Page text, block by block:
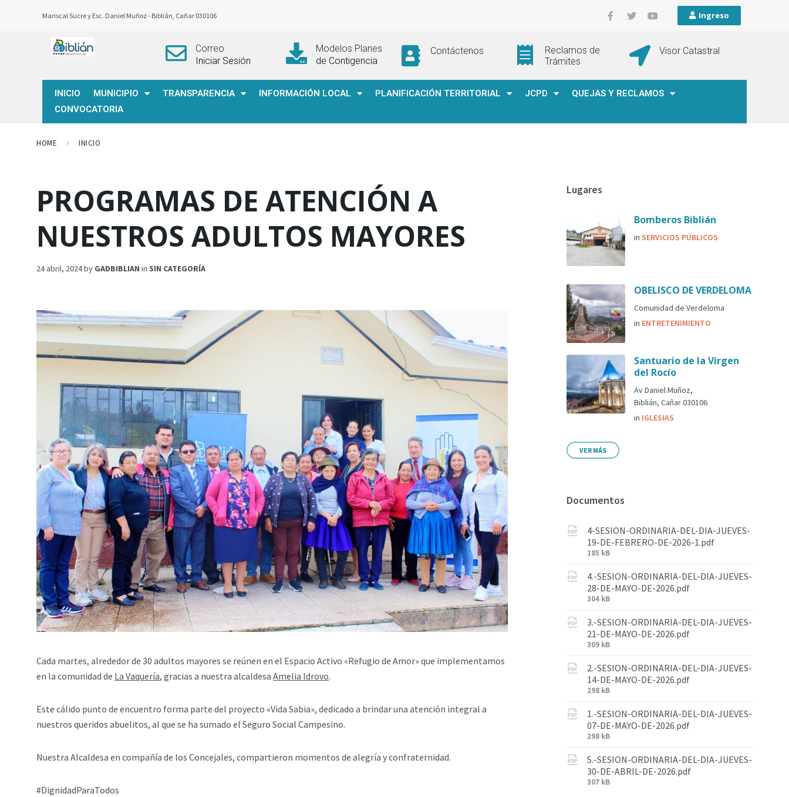
Mariscal Sucre y Esc. Daniel Muñoz - Biblián, Cañar 030106 Ingreso
Correo
Iniciar Sesión
Modelos Planes
de Contigencia
Contáctenos
Reclamos de
Trámites
Visor Catastral
INICIO MUNICIPIO TRANSPARENCIA INFORMACIÓN LOCAL PLANIFICACIÓN TERRITORIAL JCPD
QUEJAS Y RECLAMOS
CONVOCATORIA
HOME INICIO
PROGRAMAS DE ATENCIÓN A
NUESTROS ADULTOS MAYORES
24 abril, 2024by GADBIBLIAN in SIN CATEGORÍA
Cada martes, alrededor de 30 adultos mayores se reúnen en el Espacio Activo «Refugio de Amor» que implementamos
en la comunidad de La Vaquería, gracias a nuestra alcaldesa Amelia Idrovo.
Este cálido punto de encuentro forma parte del proyecto «Vida Sabia», dedicado a brindar una atención integral a
nuestros queridos abuelitos, al que se ha sumado el Seguro Social Campesino.
Nuestra Alcaldesa en compañía de los Concejales, compartieron momentos de alegría y confraternidad.
#DignidadParaTodos
Lugares
Bomberos Biblián
inSERVICIOS PÚBLICOS
OBELISCO DE VERDELOMA
Comunidad de Verdeloma
in ENTRETENIMIENTO
Santuario de la Virgen
del Rocío
Av Daniel Muñoz,
Biblián, Cañar 030106
in IGLESIAS
VER MÁS
Documentos
4-SESION-ORDINARIA-DEL-DIA-JUEVES-
19-DE-FEBRERO-DE-2026-1.pdf
185 kB
4.-SESION-ORDINARIA-DEL-DIA-JUEVES-
28-DE-MAYO-DE-2026.pdf
304 kB
3.-SESION-ORDINARIA-DEL-DIA-JUEVES-
21-DE-MAYO-DE-2026.pdf
309 kB
2.-SESION-ORDINARIA-DEL-DIA-JUEVES-
14-DE-MAYO-DE-2026.pdf
298 kB
1.-SESION-ORDINARIA-DEL-DIA-JUEVES-
07-DE-MAYO-DE-2026.pdf
298 kB
5.-SESION-ORDINARIA-DEL-DIA-JUEVES-
30-DE-ABRIL-DE-2026.pdf
307 kB